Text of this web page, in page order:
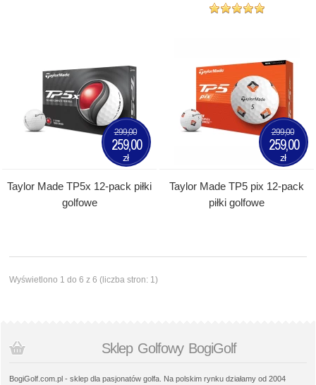
Taylor Made TP5x 12-pack piłki
golfowe
299,00
259,00
zł
Taylor Made TP5 pix 12-pack
piłki golfowe
299,00
259,00
zł
Wyświetlono 1 do 6 z 6 (liczba stron: 1)
Sklep Golfowy BogiGolf
BogiGolf.com.pl - sklep dla pasjonatów golfa. Na polskim rynku działamy od 2004